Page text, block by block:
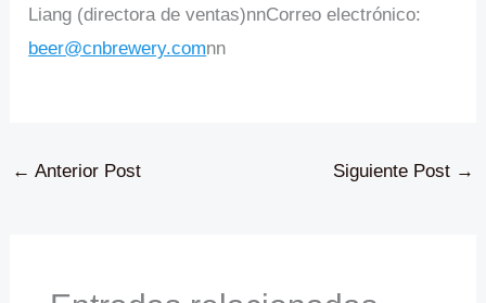
Liang (directora de ventas)nnCorreo electrónico:
beer@cnbrewery.comnn
← Anterior Post Siguiente Post →